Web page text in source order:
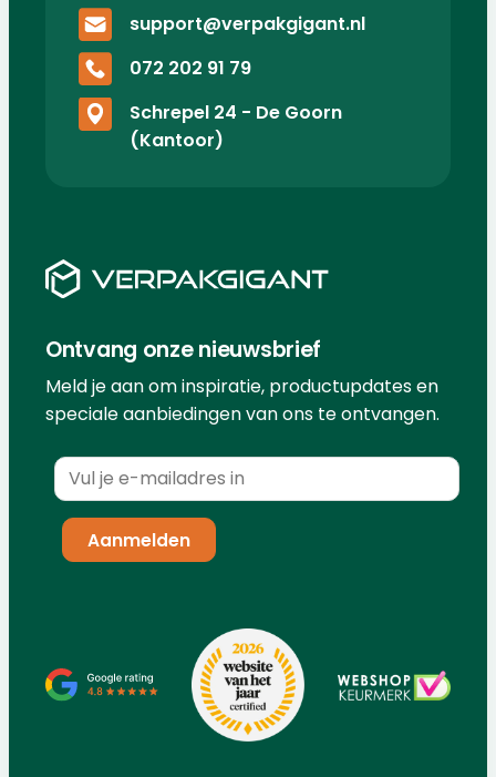
support@verpakgigant.nl
072 202 91 79
Schrepel 24 - De Goorn
(Kantoor)
Ontvang onze nieuwsbrief
Meld je aan om inspiratie, productupdates en
speciale aanbiedingen van ons te ontvangen.